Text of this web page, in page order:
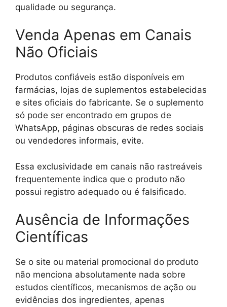
qualidade ou segurança.
Venda Apenas em Canais
Não Oficiais
Produtos confiáveis estão disponíveis em
farmácias, lojas de suplementos estabelecidas
e sites oficiais do fabricante. Se o suplemento
só pode ser encontrado em grupos de
WhatsApp, páginas obscuras de redes sociais
ou vendedores informais, evite.
Essa exclusividade em canais não rastreáveis
frequentemente indica que o produto não
possui registro adequado ou é falsificado.
Ausência de Informações
Científicas
Se o site ou material promocional do produto
não menciona absolutamente nada sobre
estudos científicos, mecanismos de ação ou
evidências dos ingredientes, apenas